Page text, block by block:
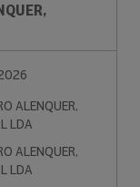
ALENQUER,
LDA
ALENQUER,
LDA